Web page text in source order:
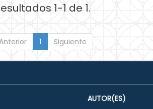
1-1 de 1.
1 Siguiente
AUTOR(ES)